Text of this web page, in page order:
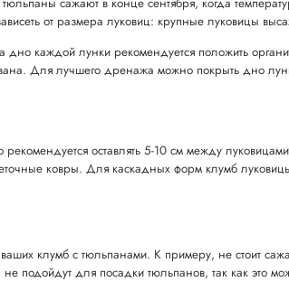
от размера луковиц: крупные луковицы
каждой лунки рекомендуется положить
Для лучшего дренажа можно покрыть дно
оставлять 5-10 см между
ковры. Для каскадных форм клумб
клумб с тюльпанами. К примеру, не стоит
подойдут для посадки тюльпанов, так как это